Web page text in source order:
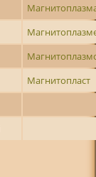
Магнитопласт